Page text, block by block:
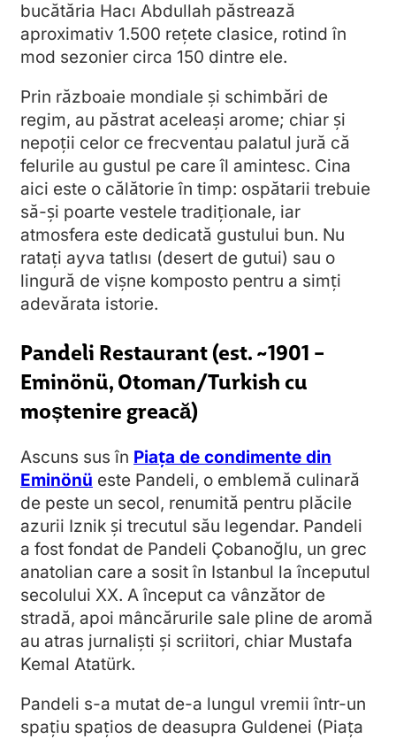
bucătăria Hacı Abdullah păstrează
aproximativ 1.500 rețete clasice, rotind în
mod sezonier circa 150 dintre ele.
Prin războaie mondiale și schimbări de
regim, au păstrat aceleași arome; chiar și
nepoții celor ce frecventau palatul jură că
felurile au gustul pe care îl amintesc. Cina
aici este o călătorie în timp: ospătarii trebuie
să-și poarte vestele tradiționale, iar
atmosfera este dedicată gustului bun. Nu
ratați ayva tatlısı (desert de gutui) sau o
lingură de vișne komposto pentru a simți
adevărata istorie.
Pandeli Restaurant (est. ~1901 –
Eminönü, Otoman/Turkish cu
moștenire greacă)
Ascuns sus în Piața de condimente din
Eminönü este Pandeli, o emblemă culinară
de peste un secol, renumită pentru plăcile
azurii Iznik și trecutul său legendar. Pandeli
a fost fondat de Pandeli Çobanoğlu, un grec
anatolian care a sosit în Istanbul la începutul
secolului XX. A început ca vânzător de
stradă, apoi mâncărurile sale pline de aromă
au atras jurnaliști și scriitori, chiar Mustafa
Kemal Atatürk.
Pandeli s-a mutat de-a lungul vremii într-un
spațiu spațios de deasupra Guldenei (Piața